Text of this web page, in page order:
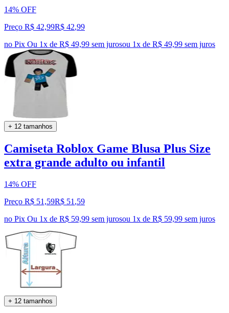
14% OFF
Preço R$ 42,99R$ 42,99
no Pix Ou 1x de R$ 49,99 sem jurosou 1x de R$ 49,99 sem juros
+ 12 tamanhos
Camiseta Roblox Game Blusa Plus Size
extra grande adulto ou infantil
14% OFF
Preço R$ 51,59R$ 51 ,59
no Pix Ou 1x de R$ 59,99 sem jurosou 1x de R$ 59,99 sem juros
+ 12 tamanhos